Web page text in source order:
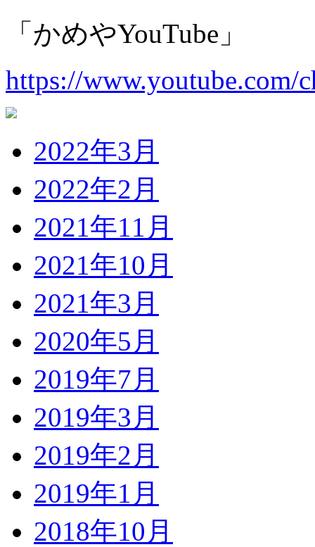
「かめやYouTube」
https://
2022年3月
2022年2月
2021年11月
2021年10月
2021年3月
2020年5月
2019年7月
2019年3月
2019年2月
2019年1月
2018年10月